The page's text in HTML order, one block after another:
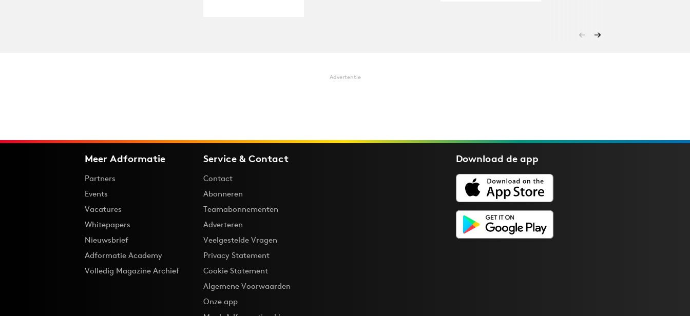
Advertentie
Meer Adformatie
Partners
Events
Vacatures
Whitepapers
Nieuwsbrief
Adformatie Academy
Volledig Magazine Archief
Service & Contact
Contact
Abonneren
Teamabonnementen
Adverteren
Veelgestelde Vragen
Privacy Statement
Cookie Statement
Algemene Voorwaarden
Onze app
Download deapp